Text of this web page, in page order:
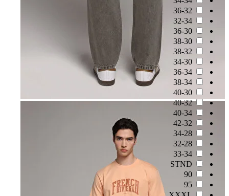
36-32
32-34
36-30
38-30
38-32
34-30
36-34
38-34
40-30
40-32
40-34
42-32
34-28
32-28
33-34
STND
90
95